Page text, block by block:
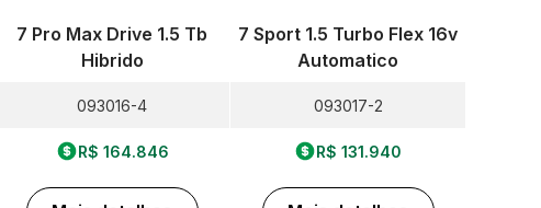
7 Pro Max Drive 1.5 Tb
Hibrido
093016-4
R$ 164.846
7 Sport 1.5 Turbo Flex 16v
Automatico
093017-2
R$ 131.940